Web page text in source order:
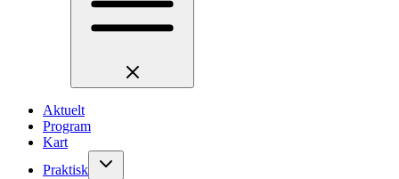
Aktuelt
Program
Kart
Praktisk